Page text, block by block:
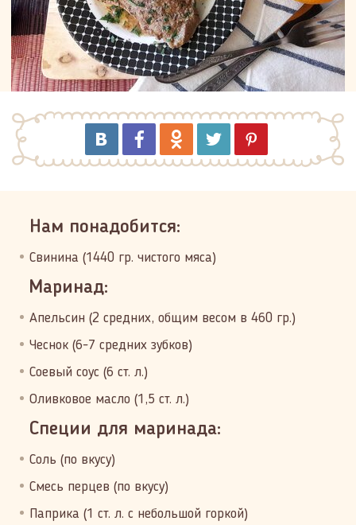
Нам понадобится:
Свинина (1440 гр. чистого мяса)
Маринад:
Апельсин (2 средних, общим весом в 460 гр.)
Чеснок (6-7 средних зубков)
Соевый соус (6 ст. л.)
Оливковое масло (1,5 ст. л.)
Специи для маринада:
Соль (по вкусу)
Смесь перцев (по вкусу)
Паприка (1 ст. л. с небольшой горкой)